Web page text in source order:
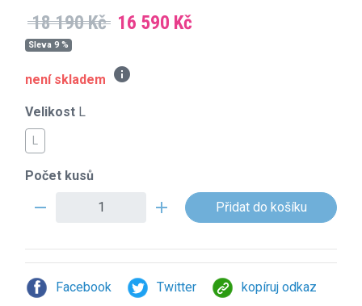
18 190 Kč 16 590 Kč
Sleva 9 %
není skladem info
Velikost L
L
Počet kusů
remove add
Facebook Twitter kopíruj odkaz